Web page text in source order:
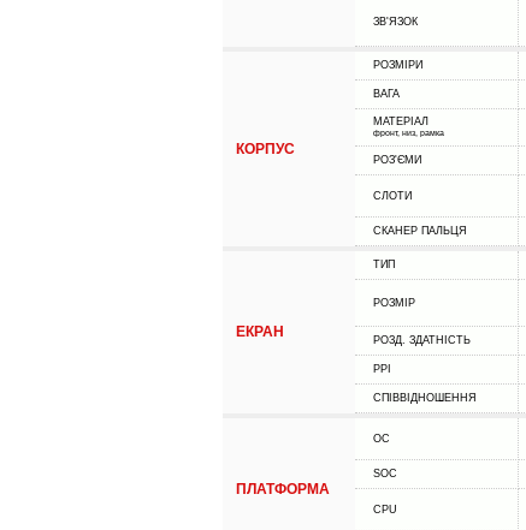
ЗВ'ЯЗОК
КОРПУС
РОЗМІРИ
ВАГА
МАТЕРІАЛ
фронт, низ, рамка
РОЗ'ЄМИ
СЛОТИ
СКАНЕР ПАЛЬЦЯ
ЕКРАН
ТИП
РОЗМІР
РОЗД. ЗДАТНІСТЬ
PPI
СПІВВІДНОШЕННЯ
ПЛАТФОРМА
ОС
SOC
CPU